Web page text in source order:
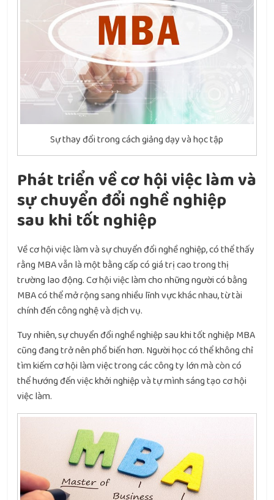
Sự thay đổi trong cách giảng dạy và học tập
Phát triển về cơ hội việc làm và
sự chuyển đổi nghề nghiệp
sau khi tốt nghiệp
Về cơ hội việc làm và sự chuyển đổi nghề nghiệp, có thể thấy
rằng MBA vẫn là một bằng cấp có giá trị cao trong thị
trường lao động. Cơ hội việc làm cho những người có bằng
MBA có thể mở rộng sang nhiều lĩnh vực khác nhau, từ tài
chính đến công nghệ và dịch vụ.
Tuy nhiên, sự chuyển đổi nghề nghiệp sau khi tốt nghiệp MBA
cũng đang trở nên phổ biến hơn. Người học có thể không chỉ
tìm kiếm cơ hội làm việc trong các công ty lớn mà còn có
thể hướng đến việc khởi nghiệp và tự mình sáng tạo cơ hội
việc làm.